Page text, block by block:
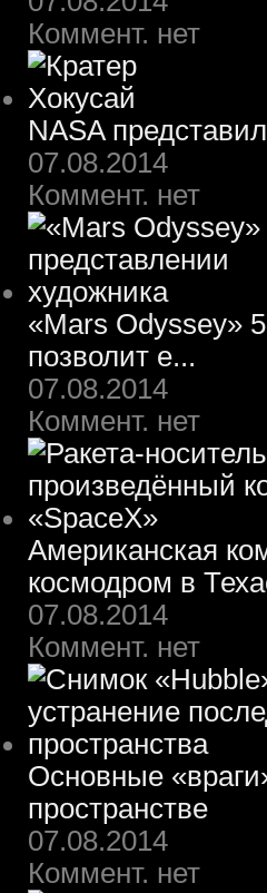
Коммент. нет
NASA
07.08.2014
Коммент. нет
«Mars Odyssey»
позволит е...
07.08.2014
Коммент. нет
Американская
космодром в
07.08.2014
Коммент. нет
Основные
пространстве
07.08.2014
Коммент. нет